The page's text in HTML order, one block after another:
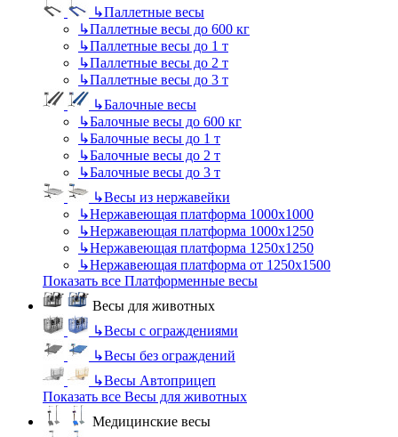
↳Паллетные весы
↳Паллетные весы до 600 кг
↳Паллетные весы до 1 т
↳Паллетные весы до 2 т
↳Паллетные весы до 3 т
↳Балочные весы
↳Балочные весы до 600 кг
↳Балочные весы до 1 т
↳Балочные весы до 2 т
↳Балочные весы до 3 т
↳Весы из нержавейки
↳Нержавеющая платформа 1000х1000
↳Нержавеющая платформа 1000х1250
↳Нержавеющая платформа 1250х1250
↳Нержавеющая платформа от 1250х1500
Показать все Платформенные весы
Весы для животных
↳Весы с ограждениями
↳Весы без ограждений
↳Весы Автоприцеп
Показать все Весы для животных
Медицинские весы